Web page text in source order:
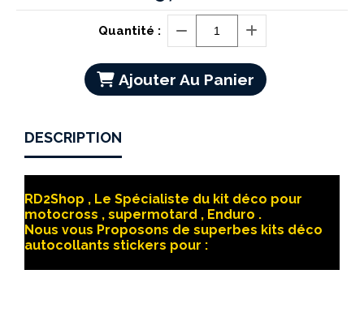
Quantité :
Ajouter Au Panier
DESCRIPTION
RD2Shop , Le Spécialiste du kit déco pour
motocross , supermotard , Enduro .
Nous vous Proposons de superbes kits déco
autocollants stickers pour :